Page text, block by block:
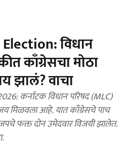
विधान
काँग्रेसचा मोठा
झालं? वाचा
कर्नाटक विधान परिषद (MLC)
मिळवला आहे. यात काँग्रेसचे पाच
फक्त दोन उमेदवार विजयी झालेत.